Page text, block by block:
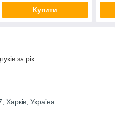
Купити
за рік
Харків, Україна